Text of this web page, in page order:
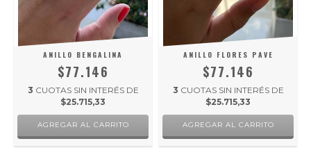
ANILLO BENGALINA
$77.146
3 CUOTAS SIN INTERÉS DE
$25.715,33
AGREGAR AL CARRITO
ANILLO FLORES PAVE
$77.146
3 CUOTAS SIN INTERÉS DE
$25.715,33
AGREGAR AL CARRITO